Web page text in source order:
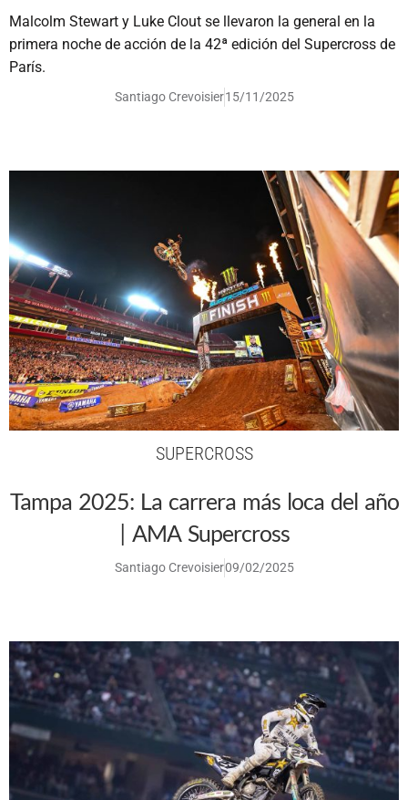
Malcolm Stewart y Luke Clout se llevaron la general en la
primera noche de acción de la 42ª edición del Supercross de
París.
Santiago Crevoisier15/11/2025
SUPERCROSS
Tampa 2025: La carrera más loca del año
| AMA Supercross
Santiago Crevoisier09/02/2025